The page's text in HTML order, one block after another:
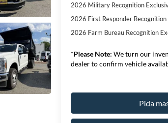
2026 Military Recognition
2026 First Responder
2026 Farm Bureau Recognition
*Please Note: We turn our
dealer to confirm vehicle
Pida